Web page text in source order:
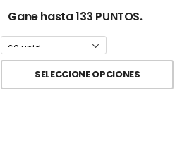
Gane hasta 133 PUNTOS.
SELECCIONE OPCIONES